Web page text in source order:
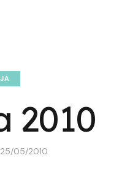
2010
25/05/2010